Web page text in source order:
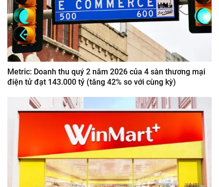
Metric: Doanh thu quý 2 năm 2026 của 4 sàn thương mại
điện tử đạt 143.000 tỷ (tăng 42% so với cùng kỳ)